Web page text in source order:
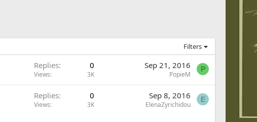
Filters
Replies 0
Views 3K
Sep 21, 2016
PopieM
P
Replies 0
Views 3K
Sep 8, 2016
ElenaZyrichidou
E